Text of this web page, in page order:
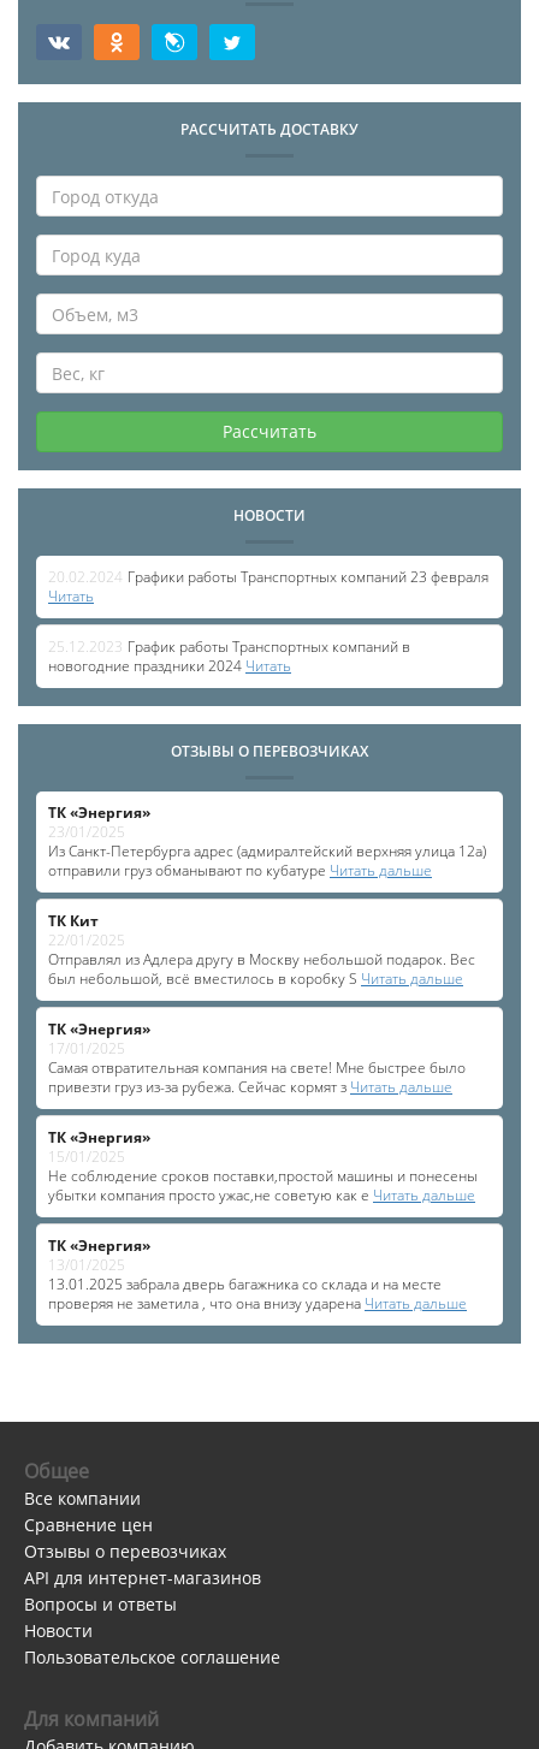
РАССЧИТАТЬ ДОСТАВКУ
Рассчитать
НОВОСТИ
20.02.2024 Графики работы Транспортных компаний 23 февраля
Читать
25.12.2023 График работы Транспортных компаний в
новогодние праздники 2024 Читать
ОТЗЫВЫ О ПЕРЕВОЗЧИКАХ
ТК «Энергия»
23/01/2025
Из Санкт-Петербурга адрес (адмиралтейский верхняя улица 12а)
отправили груз обманывают по кубатуре Читать дальше
ТК Кит
22/01/2025
Отправлял из Адлера другу в Москву небольшой подарок. Вес
был небольшой, всё вместилось в коробку S Читать дальше
ТК «Энергия»
17/01/2025
Самая отвратительная компания на свете! Мне быстрее было
привезти груз из-за рубежа. Сейчас кормят з Читать дальше
ТК «Энергия»
15/01/2025
Не соблюдение сроков поставки,простой машины и понесены
убытки компания просто ужас,не советую как е Читать дальше
ТК «Энергия»
13/01/2025
13.01.2025 забрала дверь багажника со склада и на месте
проверяя не заметила , что она внизу ударена Читать дальше
Общее
Все компании
Сравнение цен
Отзывы о перевозчиках
API для интернет-магазинов
Вопросы и ответы
Новости
Пользовательское соглашение
Для компаний